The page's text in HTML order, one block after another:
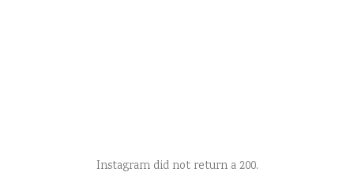
Instagram did not return a 200.